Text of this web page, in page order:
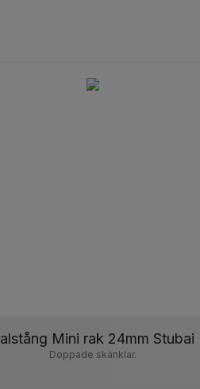
Mini rak 24mm Stubai
Doppade skänklar.